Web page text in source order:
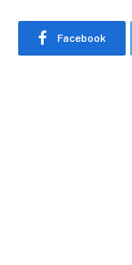
Facebook